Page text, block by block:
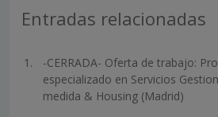
Entradas relacionadas
-CERRADA- Oferta de trabajo:
especializado en Servicios
medida & Housing (Madrid)